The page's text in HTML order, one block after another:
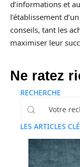
d’informations et
l’établissement
conseils, tant les
maximiser leur
Ne ratez
RECHERCHE
LES ARTICLES